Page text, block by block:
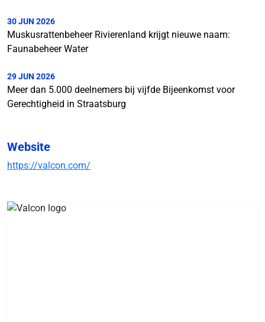
30 JUN 2026
Muskusrattenbeheer Rivierenland krijgt nieuwe naam:
Faunabeheer Water
29 JUN 2026
Meer dan 5.000 deelnemers bij vijfde Bijeenkomst voor
Gerechtigheid in Straatsburg
Website
https://valcon.com/